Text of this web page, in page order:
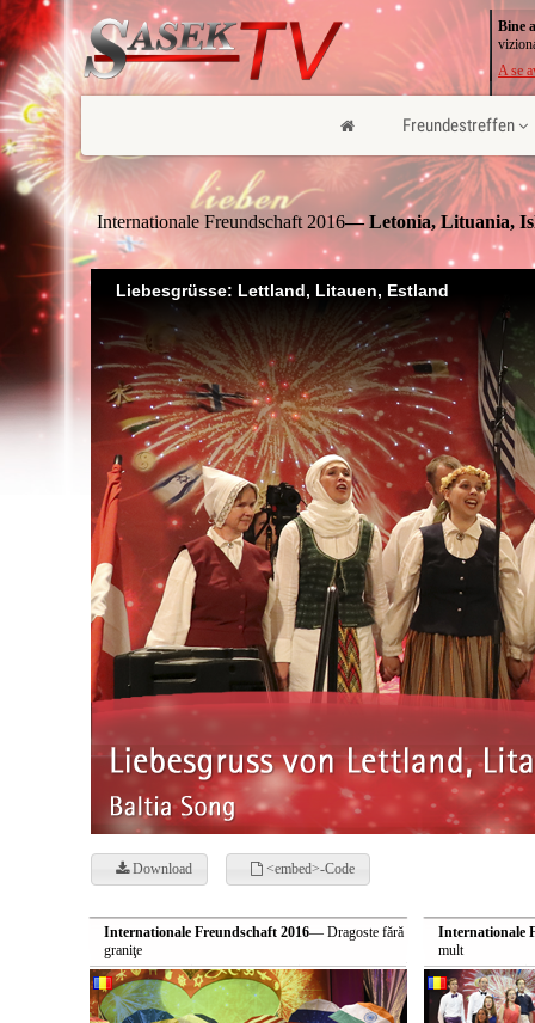
Freundestreffen
Bine
A se
Internationale Freundschaft 2016— Letonia, Lituania,
Liebesgrüsse: Lettland, Litauen, Estland
Download <embed>-Code
Internationale Freundschaft 2016— Dragoste fără
graniţe
Internationale
mult